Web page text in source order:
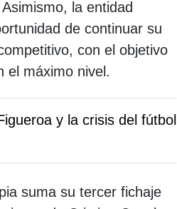
la entidad
de continuar su
con el objetivo
el máximo nivel.
y la crisis del fútbol
suma su tercer fichaje